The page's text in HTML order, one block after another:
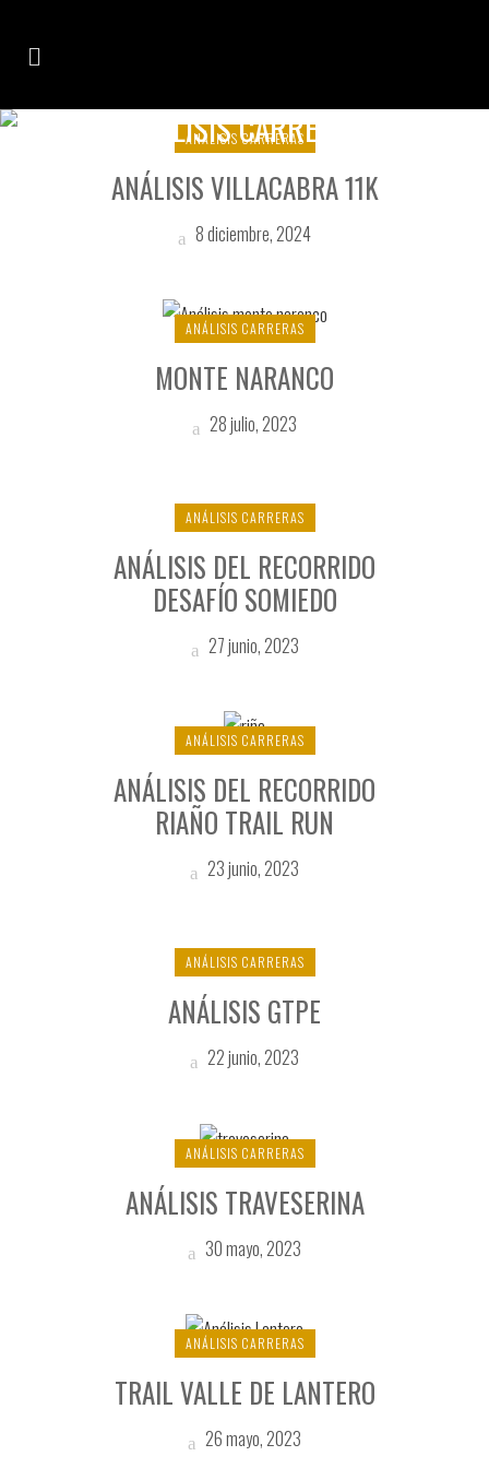
ANÁLISIS CARRERAS
ANÁLISIS CARRERAS
ANÁLISIS VILLACABRA 11K
8 diciembre, 2024
ANÁLISIS CARRERAS
MONTE NARANCO
28 julio, 2023
ANÁLISIS CARRERAS
ANÁLISIS DEL RECORRIDO
DESAFÍO SOMIEDO
27 junio, 2023
ANÁLISIS CARRERAS
ANÁLISIS DEL RECORRIDO
RIAÑO TRAIL RUN
23 junio, 2023
ANÁLISIS CARRERAS
ANÁLISIS GTPE
22 junio, 2023
ANÁLISIS CARRERAS
ANÁLISIS TRAVESERINA
30 mayo, 2023
ANÁLISIS CARRERAS
TRAIL VALLE DE LANTERO
26 mayo, 2023